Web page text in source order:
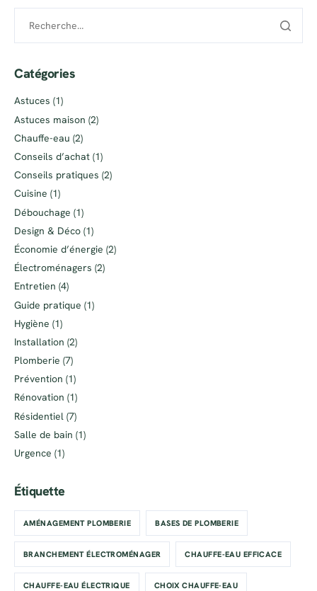
Catégories
Astuces (1)
Astuces maison (2)
Chauffe-eau (2)
Conseils d’achat (1)
Conseils pratiques (2)
Cuisine (1)
Débouchage (1)
Design & Déco (1)
Économie d’énergie (2)
Électroménagers (2)
Entretien (4)
Guide pratique (1)
Hygiène (1)
Installation (2)
Plomberie (7)
Prévention (1)
Rénovation (1)
Résidentiel (7)
Salle de bain (1)
Urgence (1)
Étiquette
AMÉNAGEMENT PLOMBERIE BASES DE PLOMBERIE
BRANCHEMENT ÉLECTROMÉNAGER CHAUFFE-EAU EFFICACE
CHAUFFE-EAU ÉLECTRIQUE CHOIX CHAUFFE-EAU